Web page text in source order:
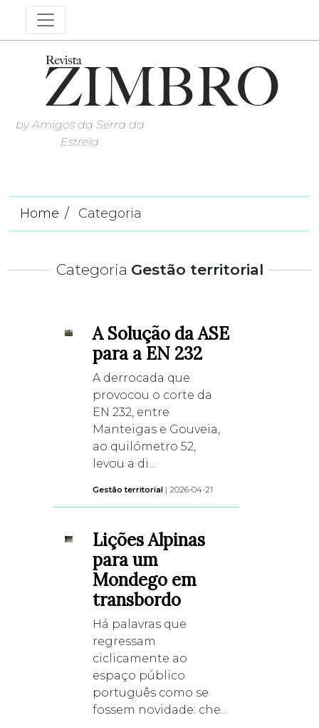
by Amigos da Serra da
Estrela
Home Categoria
Categoria Gestão territorial
A Solução da ASE
para a EN 232
A derrocada que
provocou o corte da
EN 232, entre
Manteigas e Gouveia,
ao quilómetro 52,
levou a di...
Gestão territorial | 2026-04-21
Lições Alpinas
para um
Mondego em
transbordo
Há palavras que
regressam
ciclicamente ao
espaço público
português como se
fossem novidade: che...